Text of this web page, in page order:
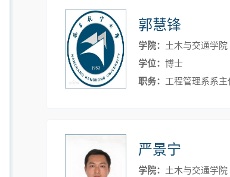
郭慧锋
学院： 土木与交通学院
学位： 博士
职务： 工程管理系系主
严景宁
学院： 土木与交通学院